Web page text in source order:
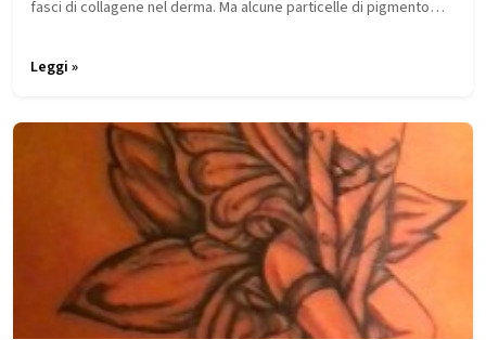
fasci di collagene nel derma. Ma alcune particelle di pigmento…
Leggi »